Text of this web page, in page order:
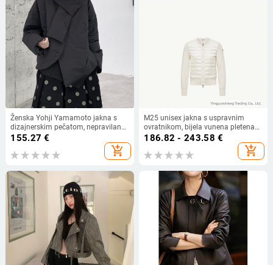
Ženska Yohji Yamamoto jakna s
dizajnerskim pečatom, nepravilan
kroj, kratka, topla za jesen-zimu,
ovratnik šal, bez krzna, odvojiva
155.27 €
add_shopping_cart
M25 unisex jakna s uspravnim
ovratnikom, bijela vunena pletena
patchwork, lagana jakna s gusjim
186.82 - 243.58 €
add_shopping_cart